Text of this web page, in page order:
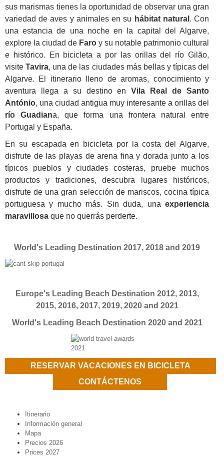
sus marismas tienes la oportunidad de observar una gran
variedad de aves y animales en su hábitat natural . Con
una estancia de una noche en la capital del Algarve,
explore la ciudad de Faro y su notable patrimonio cultural
e histórico. En bicicleta a por las orillas del río Gilão,
visiteTavira, una de las ciudades más bellas y típicas del
Algarve. El itinerario lleno de aromas, conocimiento y
aventura llega a su destino enVila Real de Santo
António, una ciudad antigua muy interesante a orillas del
río Guadiana, que forma una frontera natural entre
Portugal y España.
En su escapada en bicicleta por la costa del Algarve,
disfrute de las playas de arena fina y dorada junto a los
típicos pueblos y ciudades costeras, pruebe muchos
productos y tradiciones, descubra lugares históricos,
disfrute de una gran selección de mariscos, cocina típica
portuguesa y mucho más. Sin duda, una experiencia
maravillosa que no querrás perderte.
World's Leading Destination 2017, 2018 and 2019
Europe's Leading Beach Destination 2012, 2013,
2015, 2016, 2017, 2019, 2020 and 2021
World's Leading Beach Destination 2020 and 2021
RESERVAR VACACIONES EN BICICLETA
CONTÁCTENOS
Itinerario
Información general
Mapa
Precios 2026
Prices 2027